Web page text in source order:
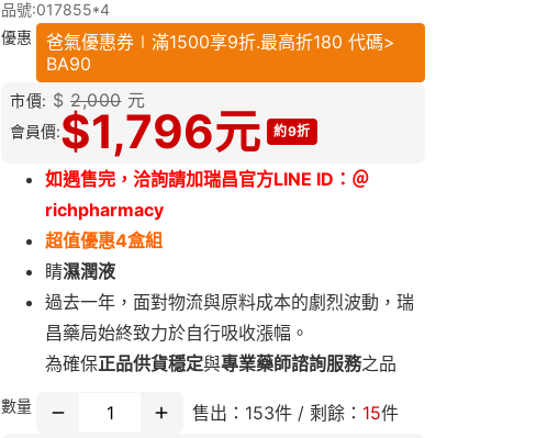
品號:017855*4
市價: $ 2,000 元
會員價:$1,796元 約9折
優惠
爸氣優惠券∣滿1500享9折.最高折180 代碼>
BA90
如遇售完， 洽詢請加瑞昌官方LINE ID：＠
richpharmacy
超值優惠4盒組
睛濕潤液
過去一年，面對物流與原料成本的劇烈波動，瑞
昌藥局始終致力於自行吸收漲幅。
為確保正品供貨穩定與專業藥師諮詢服務之品
雖然售價變動，但我們依然為官網會員保留最高
數量 售出： 153件 / 剩餘： 15件